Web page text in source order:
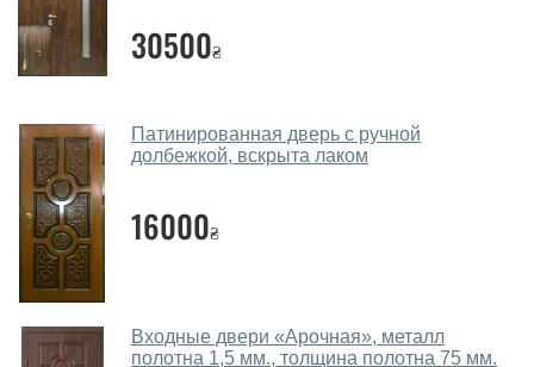
Какие двери входные посоветуете?
Наши рекомендации зависят от необходимых
Подбор входных дверей ведется индивидуально для
каждого посетителя.
Замеры дверей делаете?
Да, делаем. Наши специалисты могут произвести
замер и консультацию на выезде. Каждый сотрудник
замера и консультации Вы можете оформить заявку
30500₴
Патинированная дверь с ручной
долбежкой, вскрыта лаком
16000₴
Входные двери «Арочная», металл
полотна 1,5 мм., толщина полотна 75 мм.